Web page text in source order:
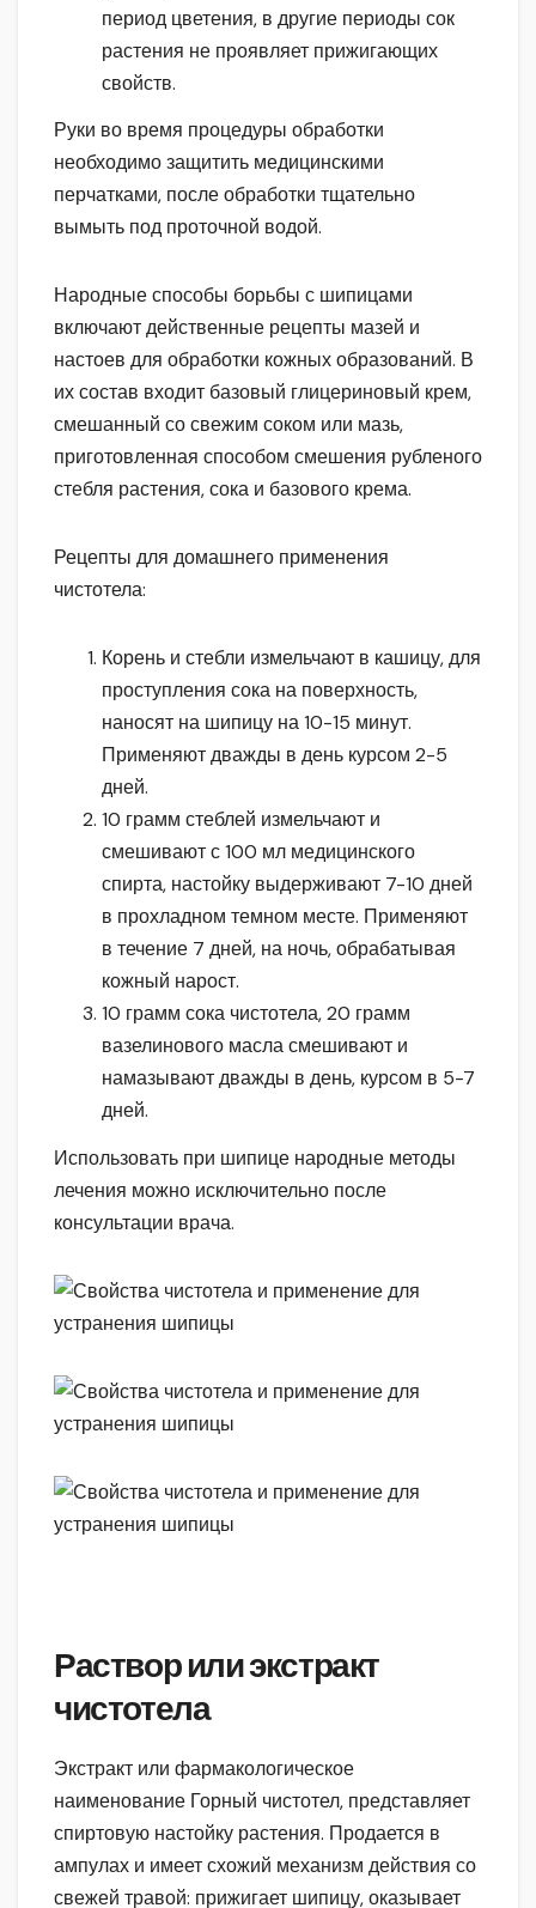
период цветения, в другие периоды сок
растения не проявляет прижигающих
свойств.
Руки во время процедуры обработки
необходимо защитить медицинскими
перчатками, после обработки тщательно
вымыть под проточной водой.
Народные способы борьбы с шипицами
включают действенные рецепты мазей и
настоев для обработки кожных образований. В
их состав входит базовый глицериновый крем,
смешанный со свежим соком или мазь,
приготовленная способом смешения рубленого
стебля растения, сока и базового крема.
Рецепты для домашнего применения
чистотела:
Корень и стебли измельчают в кашицу, для
проступления сока на поверхность,
наносят на шипицу на 10-15 минут.
Применяют дважды в день курсом 2-5
дней.
10 грамм стеблей измельчают и
смешивают с 100 мл медицинского
спирта, настойку выдерживают 7-10 дней
в прохладном темном месте. Применяют
в течение 7 дней, на ночь, обрабатывая
кожный нарост.
10 грамм сока чистотела, 20 грамм
вазелинового масла смешивают и
намазывают дважды в день, курсом в 5-7
дней.
Использовать при шипице народные методы
лечения можно исключительно после
консультации врача.
Раствор или экстракт
чистотела
Экстракт или фармакологическое
наименование Горный чистотел, представляет
спиртовую настойку растения. Продается в
ампулах и имеет схожий механизм действия со
свежей травой: прижигает шипицу, оказывает